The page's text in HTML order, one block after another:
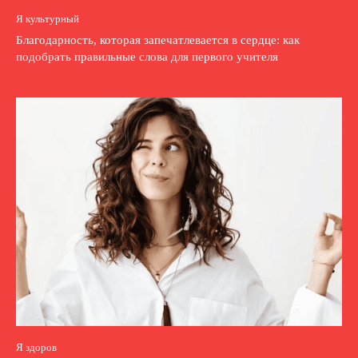
Я культурный
Благодарность, которая запечатлевается в сердце: как
подобрать правильные слова для первого учителя
Я здоров